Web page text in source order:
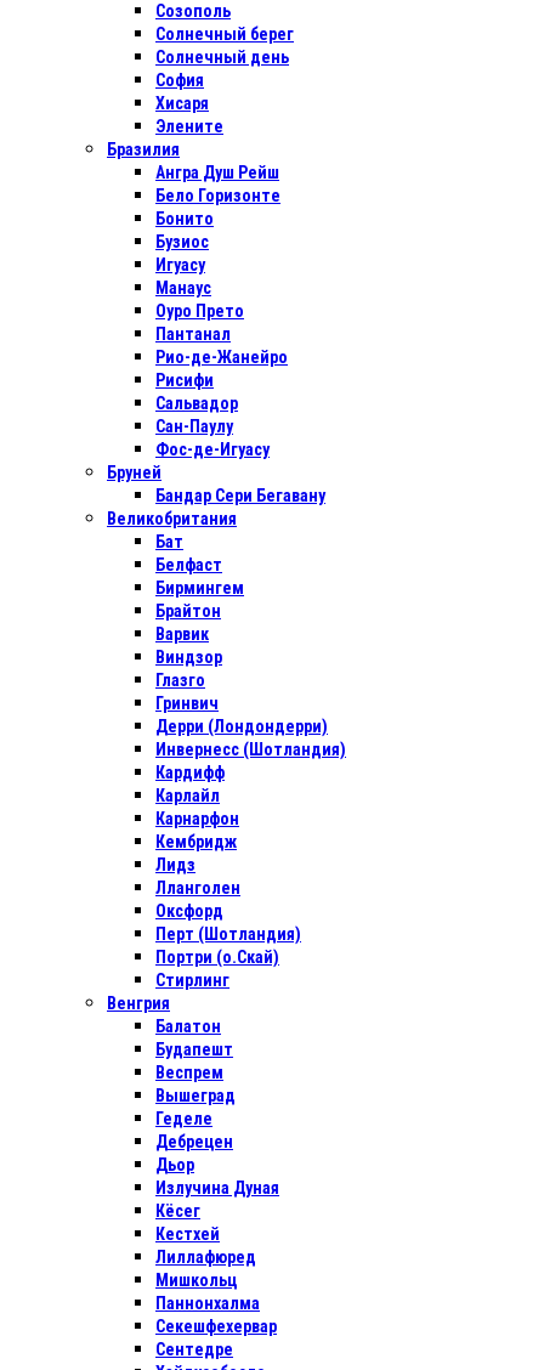
Созополь
Солнечный берег
Солнечный день
София
Хисаря
Элените
Бразилия
Ангра Душ Рейш
Бело Горизонте
Бонито
Бузиос
Игуасу
Манаус
Оуро Прето
Пантанал
Рио-де-Жанейро
Рисифи
Сальвадор
Сан-Паулу
Фос-де-Игуасу
Бруней
Бандар Сери Бегавану
Великобритания
Бат
Белфаст
Бирмингем
Брайтон
Варвик
Виндзор
Глазго
Гринвич
Дерри (Лондондерри)
Инвернесс (Шотландия)
Кардифф
Карлайл
Карнарфон
Кембридж
Лидз
Лланголен
Оксфорд
Перт (Шотландия)
Портри (о.Скай)
Стирлинг
Венгрия
Балатон
Будапешт
Веспрем
Вышеград
Геделе
Дебрецен
Дьор
Излучина Дуная
Кёсег
Кестхей
Лиллафюред
Мишкольц
Паннонхалма
Секешфехервар
Сентедре